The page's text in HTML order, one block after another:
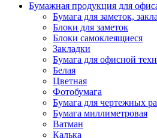
Бумажная продукция для
Бумага для заметок,
Блоки для заметок
Блоки самоклеящиеся
Закладки
Бумага для офисной
Белая
Цветная
Фотобумага
Бумага для чертежных
Бумага миллиметровая
Ватман
Калька